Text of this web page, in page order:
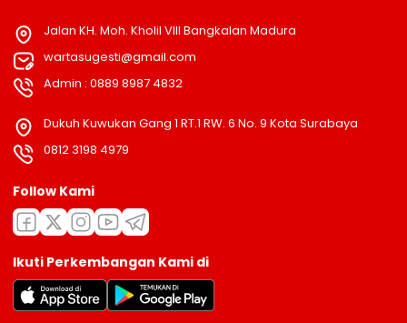
Jalan KH. Moh. Kholil VIII Bangkalan Madura
wartasugesti@gmail.com
Admin : 0889 8987 4832
Dukuh Kuwukan Gang 1 RT.1 RW. 6 No. 9 Kota Surabaya
0812 3198 4979
Follow Kami
Ikuti Perkembangan Kami di